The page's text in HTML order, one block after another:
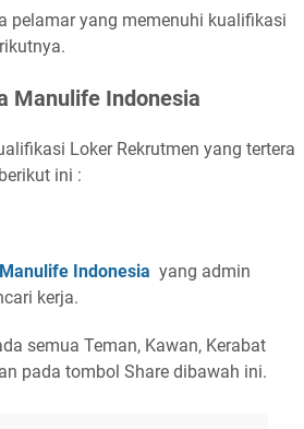
pelamar yang memenuhi kualifikasi
Manulife Indonesia
Loker Rekrutmen yang tertera
ini :
Indonesia yang admin
kerja.
semua Teman, Kawan, Kerabat
pada tombol Share dibawah ini.